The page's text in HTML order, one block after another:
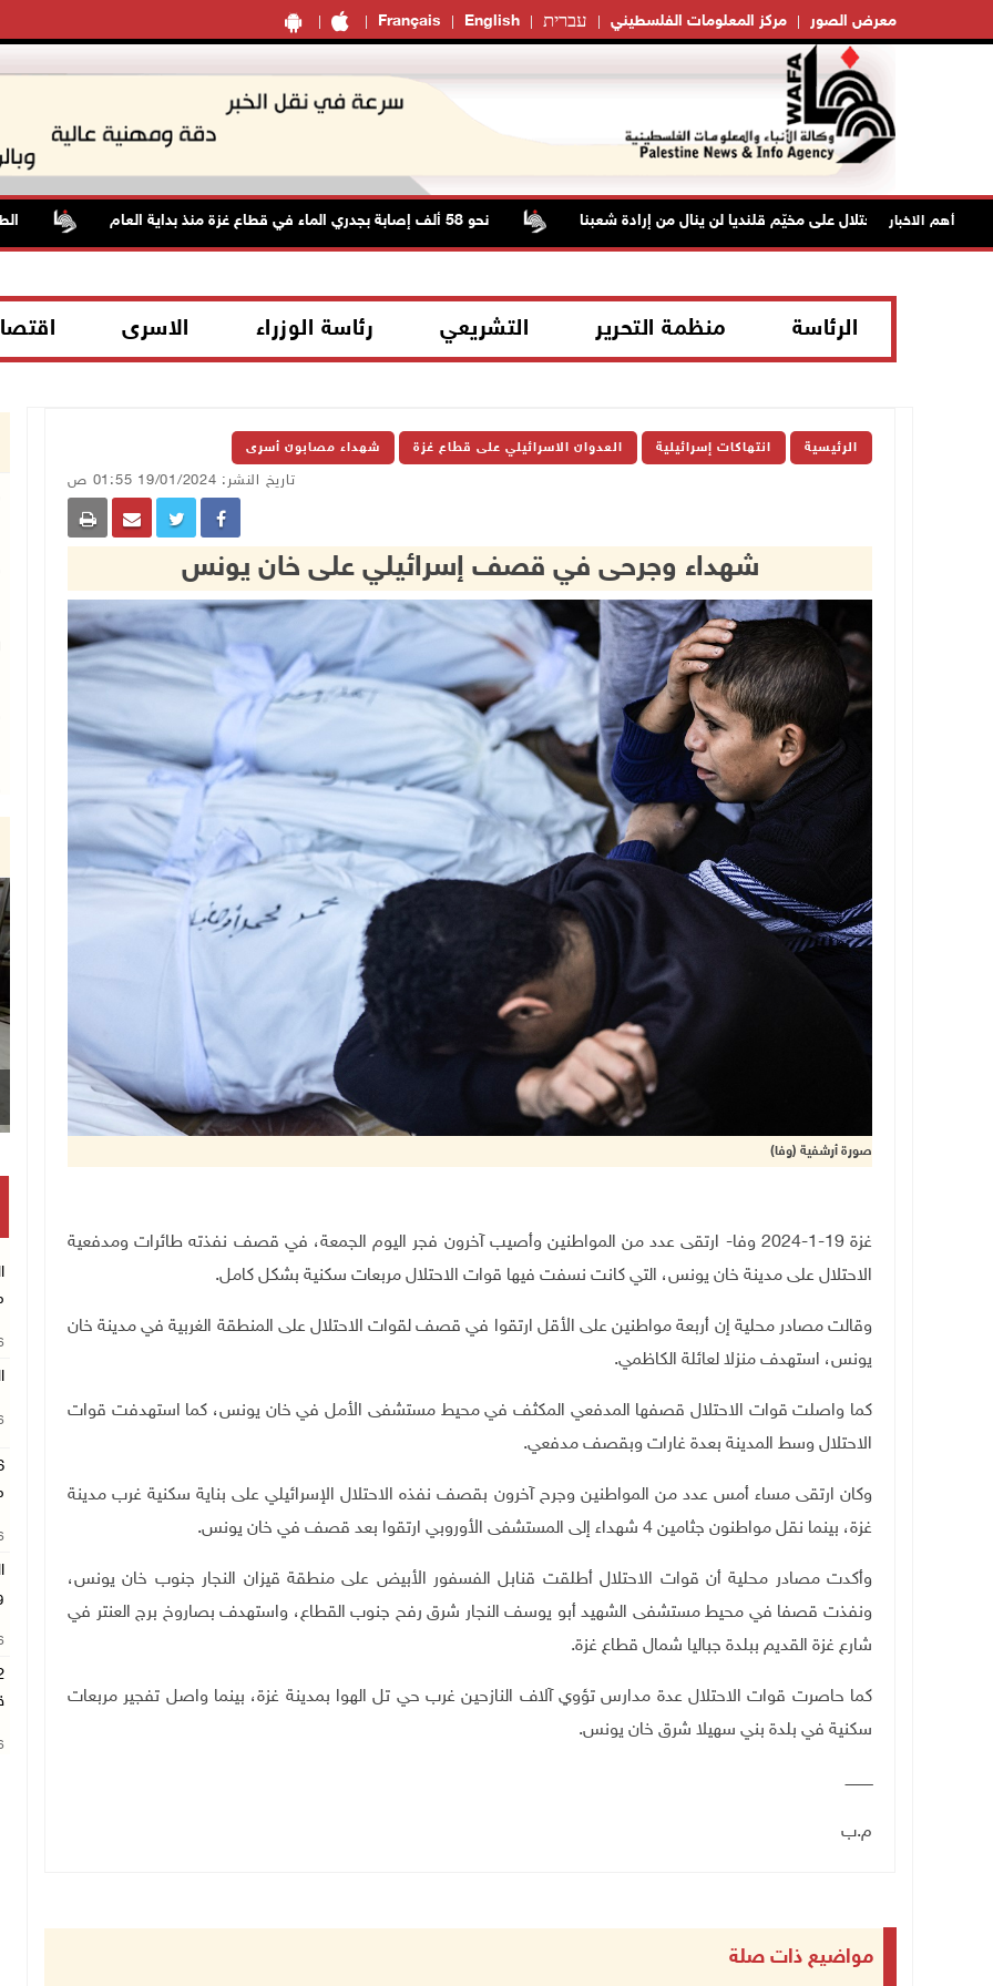
Français English עברית مركز المعلومات الفلسطيني معرض الصور
أهم الاخبار
عدوان الاحتلال على مخيّم قلنديا لن ينال من إرادة شعبنا نحو 58 ألف إصابة بجدري الماء في قطاع غزة منذ بداية العام الطقس:
الرئاسة منظمة التحرير التشريعي رئاسة الوزراء الاسرى
الرئيسية انتهاكات إسرائيلية العدوان الاسرائيلي على قطاع غزة شهداء مصابون أسرى
تاريخ النشر: 19/01/2024 01:55 ص
شهداء وجرحى في قصف إسرائيلي على خان يونس
صورة أرشفية (وفا)
غزة 19-1-2024 وفا- ارتقى عدد من المواطنين وأصيب آخرون فجر اليوم الجمعة، في قصف نفذته طائرات ومدفعية
الاحتلال على مدينة خان يونس، التي كانت نسفت فيها قوات الاحتلال مربعات سكنية بشكل كامل.
وقالت مصادر محلية إن أربعة مواطنين على الأقل ارتقوا في قصف لقوات الاحتلال على المنطقة الغربية في مدينة خان
يونس، استهدف منزلا لعائلة الكاظمي.
كما واصلت قوات الاحتلال قصفها المدفعي المكثف في محيط مستشفى الأمل في خان يونس، كما استهدفت قوات
الاحتلال وسط المدينة بعدة غارات وبقصف مدفعي.
وكان ارتقى مساء أمس عدد من المواطنين وجرح آخرون بقصف نفذه الاحتلال الإسرائيلي على بناية سكنية غرب مدينة
غزة، بينما نقل مواطنون جثامين 4 شهداء إلى المستشفى الأوروبي ارتقوا بعد قصف في خان يونس.
وأكدت مصادر محلية أن قوات الاحتلال أطلقت قنابل الفسفور الأبيض على منطقة قيزان النجار جنوب خان يونس،
ونفذت قصفا في محيط مستشفى الشهيد أبو يوسف النجار شرق رفح جنوب القطاع، واستهدف بصاروخ برج العنتر في
شارع غزة القديم ببلدة جباليا شمال قطاع غزة.
كما حاصرت قوات الاحتلال عدة مدارس تؤوي آلاف النازحين غرب حي تل الهوا بمدينة غزة، بينما واصل تفجير مربعات
سكنية في بلدة بني سهيلا شرق خان يونس.
ــــــــــــ
م.ب
مواضيع ذات صلة
الحصار يفاقم معاناة مرضى